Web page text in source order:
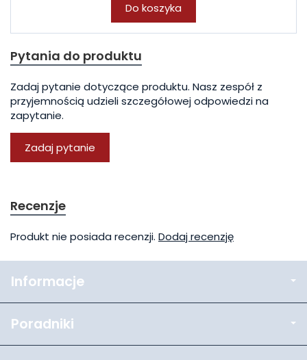
Do koszyka
Pytania do produktu
Zadaj pytanie dotyczące produktu. Nasz zespół z
przyjemnością udzieli szczegółowej odpowiedzi na
zapytanie.
Zadaj pytanie
Recenzje
Produkt nie posiada recenzji. Dodaj recenzję
Informacje
Poradniki